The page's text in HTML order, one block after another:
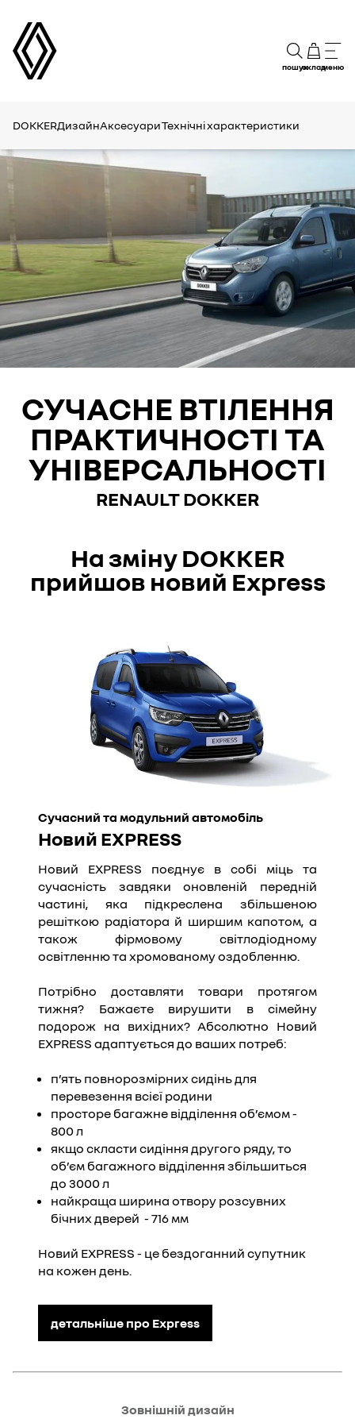
пошукскладменю
DOKKERДизайнАксесуариТехнічні характеристики
СУЧАСНЕ ВТІЛЕННЯ
ПРАКТИЧНОСТІ ТА
УНІВЕРСАЛЬНОСТІ
RENAULT DOKKER
На зміну DOKKER
прийшов новий Express
Сучасний та модульний автомобіль
Новий EXPRESS
Новий EXPRESS поєднує в собі міць та
сучасність завдяки оновленій передній
частині, яка підкреслена збільшеною
решіткою радіатора й ширшим капотом, а
також фірмовому світлодіодному
освітленню та хромованому оздобленню.
Потрібно доставляти товари протягом
тижня? Бажаєте вирушити в сімейну
подорож на вихідних? Абсолютно Новий
EXPRESS адаптується до ваших потреб:
п’ять повнорозмірних сидінь для
перевезення всієї родини
просторе багажне відділення об’ємом -
800 л
якщо скласти сидіння другого ряду, то
об’єм багажного відділення збільшиться
до 3000 л
найкраща ширина отвору розсувних
бічних дверей - 716 мм
Новий EXPRESS - це бездоганний супутник
на кожен день.
детальніше про Express
Зовнішній дизайн